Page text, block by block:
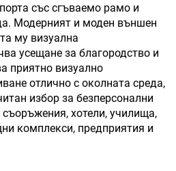
със сгъваемо рамо и
Модерният и моден външен
му визуална
усещане за благородство и
приятно визуално
отлично с околната среда,
избор за безперсонални
хотели, училища,
комплекси, предприятия и